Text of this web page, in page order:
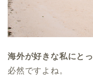
海外が好きな私にと
必然ですよね。